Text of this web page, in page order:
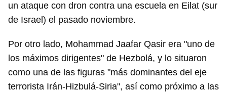
un ataque con dron contra una escuela en Eilat (sur
de Israel) el pasado noviembre.
Por otro lado, Mohammad Jaafar Qasir era "uno de
los máximos dirigentes" de Hezbolá, y lo situaron
como una de las figuras "más dominantes del eje
terrorista Irán-Hizbulá-Siria", así como próximo a las